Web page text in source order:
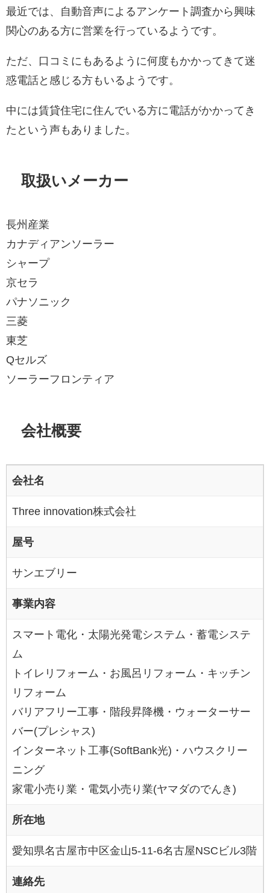
最近では、自動音声によるアンケート調査から興味
関心のある方に営業を行っているようです。
ただ、口コミにもあるように何度もかかってきて迷
惑電話と感じる方もいるようです。
中には賃貸住宅に住んでいる方に電話がかかってき
たという声もありました。
取扱いメーカー
長州産業
カナディアンソーラー
シャープ
京セラ
パナソニック
三菱
東芝
Qセルズ
ソーラーフロンティア
会社概要
会社名
Three innovation株式会社
屋号
サンエブリー
事業内容
スマート電化・太陽光発電システム・蓄電システ
ム
トイレリフォーム・お風呂リフォーム・キッチン
リフォーム
バリアフリー工事・階段昇降機・ウォーターサー
バー(プレシャス)
インターネット工事(SoftBank光)・ハウスクリー
ニング
家電小売り業・電気小売り業(ヤマダのでんき)
所在地
愛知県名古屋市中区金山5-11-6名古屋NSCビル3階
連絡先